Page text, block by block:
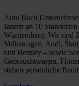
Auto Bach
Jahren an 10
Württemberg. Wir sind
Volkswagen, Audi,
und Bentley – sowie
Gebrauchtwagen,
stehen persönliche